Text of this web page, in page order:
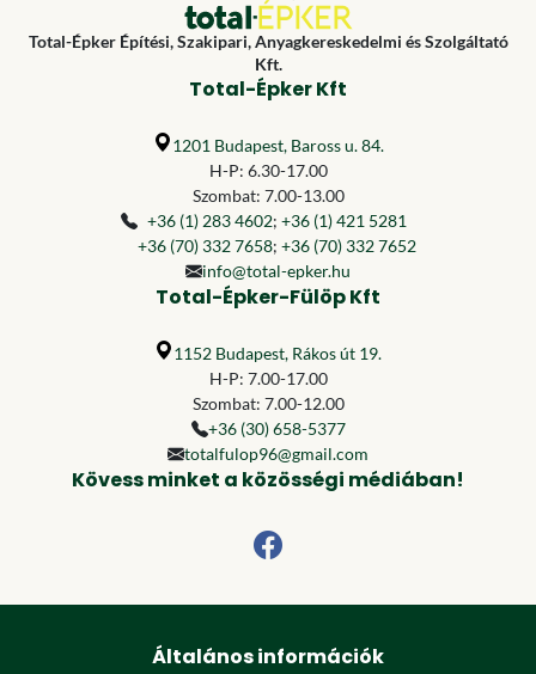
Total-Épker Építési, Szakipari, Anyagkereskedelmi és Szolgáltató
Kft.
Total-Épker Kft
1201 Budapest, Baross u. 84.
H-P: 6.30-17.00
Szombat: 7.00-13.00
+36 (1) 283 4602; +36 (1) 421 5281
+36 (70) 332 7658; +36 (70) 332 7652
info@total-epker.hu
Total-Épker-Fülöp Kft
1152 Budapest, Rákos út 19.
H-P: 7.00-17.00
Szombat: 7.00-12.00
+36 (30) 658-5377
totalfulop96@gmail.com
Kövess minket a közösségi médiában!
Általános információk